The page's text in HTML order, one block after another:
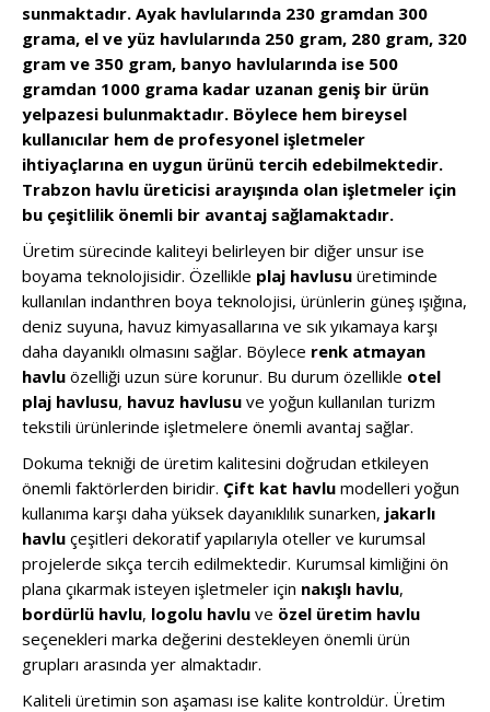
sunmaktadır. Ayak havlularında 230 gramdan 300
grama, el ve yüz havlularında 250 gram, 280 gram, 320
gram ve 350 gram, banyo havlularında ise 500
gramdan 1000 grama kadar uzanan geniş bir ürün
yelpazesi bulunmaktadır. Böylece hem bireysel
kullanıcılar hem de profesyonel işletmeler
ihtiyaçlarına en uygun ürünü tercih edebilmektedir.
Trabzon havlu üreticisi arayışında olan işletmeler için
bu çeşitlilik önemli bir avantaj sağlamaktadır.
Üretim sürecinde kaliteyi belirleyen bir diğer unsur ise
boyama teknolojisidir. Özellikle plaj havlusu üretiminde
kullanılan indanthren boya teknolojisi, ürünlerin güneş ışığına,
deniz suyuna, havuz kimyasallarına ve sık yıkamaya karşı
daha dayanıklı olmasını sağlar. Böylece renk atmayan
havlu özelliği uzun süre korunur. Bu durum özellikle otel
plaj havlusu, havuz havlusu ve yoğun kullanılan turizm
tekstili ürünlerinde işletmelere önemli avantaj sağlar.
Dokuma tekniği de üretim kalitesini doğrudan etkileyen
önemli faktörlerden biridir. Çift kat havlu modelleri yoğun
kullanıma karşı daha yüksek dayanıklılık sunarken, jakarlı
havlu çeşitleri dekoratif yapılarıyla oteller ve kurumsal
projelerde sıkça tercih edilmektedir. Kurumsal kimliğini ön
plana çıkarmak isteyen işletmeler için nakışlı havlu,
bordürlü havlu, logolu havlu ve özel üretim havlu
seçenekleri marka değerini destekleyen önemli ürün
grupları arasında yer almaktadır.
Kaliteli üretimin son aşaması ise kalite kontroldür. Üretim